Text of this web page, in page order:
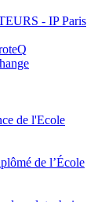
- IP Paris
de l'Ecole
de l’École